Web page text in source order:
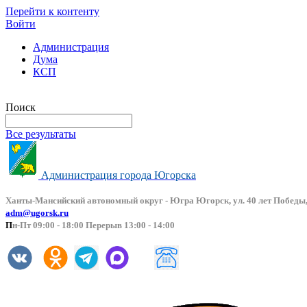
Перейти к контенту
Войти
Администрация
Дума
КСП
Поиск
Все результаты
Администрация города Югорска
Ханты-Мансийский автономный округ - Югра Югорск, ул. 40 лет
adm@ugorsk.ru
Пн-Пт 09:00 - 18:00 Перерыв 13:00 - 14:00